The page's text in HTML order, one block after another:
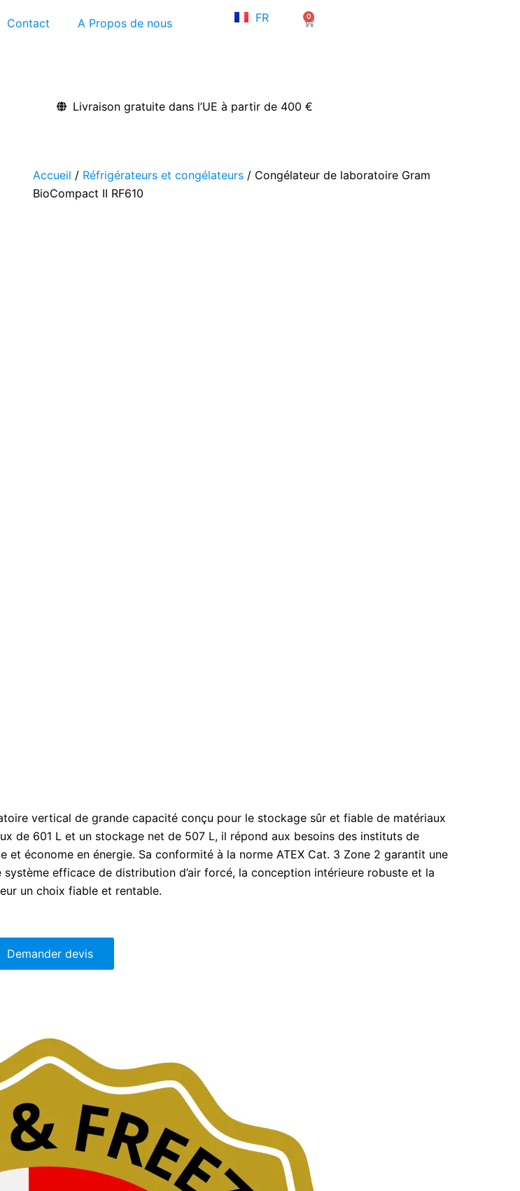
Contact A Propos de nous FR
EN
0
Panier
Livraison gratuite dans l’UE à partir de 400 €
Accueil / Réfrigérateurs et congélateurs / Congélateur de laboratoire Gram
BioCompact II RF610
vertical de grande capacité conçu pour le stockage sûr et fiable de matériaux
de 601 L et un stockage net de 507 L, il répond aux besoins des instituts de
économe en énergie. Sa conformité à la norme ATEX Cat. 3 Zone 2 garantit une
efficace de distribution d’air forcé, la conception intérieure robuste et la
un choix fiable et rentable.
Demander devis